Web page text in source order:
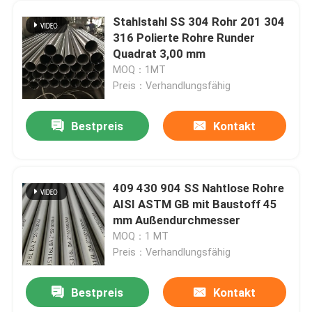
Stahlstahl SS 304 Rohr 201 304
316 Polierte Rohre Runder
Quadrat 3,00 mm
MOQ：1MT
Preis：Verhandlungsfähig
Bestpreis Kontakt
409 430 904 SS Nahtlose Rohre
AISI ASTM GB mit Baustoff 45
mm Außendurchmesser
MOQ：1 MT
Preis：Verhandlungsfähig
Bestpreis Kontakt